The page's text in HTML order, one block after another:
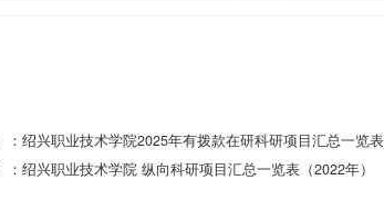
：绍兴职业技术学院2025年有拨款在研科研项目汇总一览表
：绍兴职业技术学院 纵向科研项目汇总一览表（2022年）